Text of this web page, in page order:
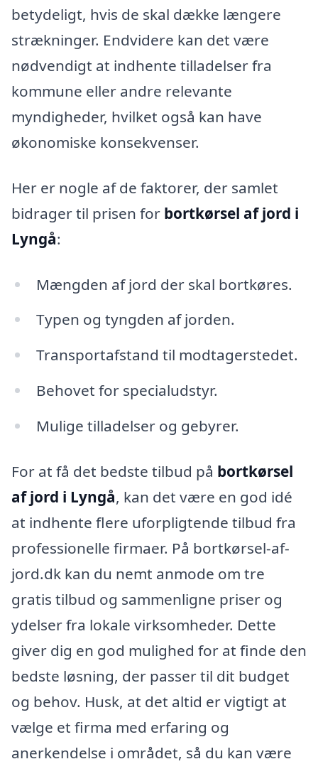
betydeligt, hvis de skal dække længere
strækninger. Endvidere kan det være
nødvendigt at indhente tilladelser fra
kommune eller andre relevante
myndigheder, hvilket også kan have
økonomiske konsekvenser.
Her er nogle af de faktorer, der samlet
bidrager til prisen for bortkørsel af jord i
Lyngå:
Mængden af jord der skal bortkøres.
Typen og tyngden af jorden.
Transportafstand til modtagerstedet.
Behovet for specialudstyr.
Mulige tilladelser og gebyrer.
For at få det bedste tilbud på bortkørsel
af jord i Lyngå, kan det være en god idé
at indhente flere uforpligtende tilbud fra
professionelle firmaer. På bortkørsel-af-
jord.dk kan du nemt anmode om tre
gratis tilbud og sammenligne priser og
ydelser fra lokale virksomheder. Dette
giver dig en god mulighed for at finde den
bedste løsning, der passer til dit budget
og behov. Husk, at det altid er vigtigt at
vælge et firma med erfaring og
anerkendelse i området, så du kan være